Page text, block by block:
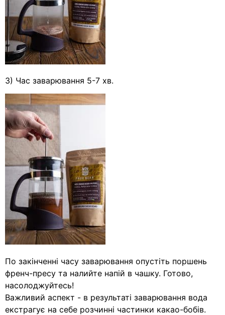
3) Час заварювання 5-7 хв.
По закінченні часу заварювання опустіть поршень
френч-пресу та налийте напій в чашку. Готово,
насолоджуйтесь!
Важливий аспект - в результаті заварювання вода
екстрагує на себе розчинні частинки какао-бобів.